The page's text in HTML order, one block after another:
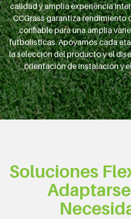
calidad y amplia experiencia
CCGrass garantiza rendimiento
confiable para una amplia
futbolísticas. Apoyamos cada
la selección del producto y el
orientación de instalación y
Soluciones